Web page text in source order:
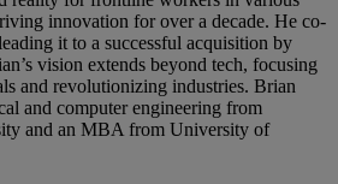
innovation for over a decade. He co-
it to a successful acquisition by
vision extends beyond tech, focusing
and revolutionizing industries. Brian
and computer engineering from
and an MBA from University of